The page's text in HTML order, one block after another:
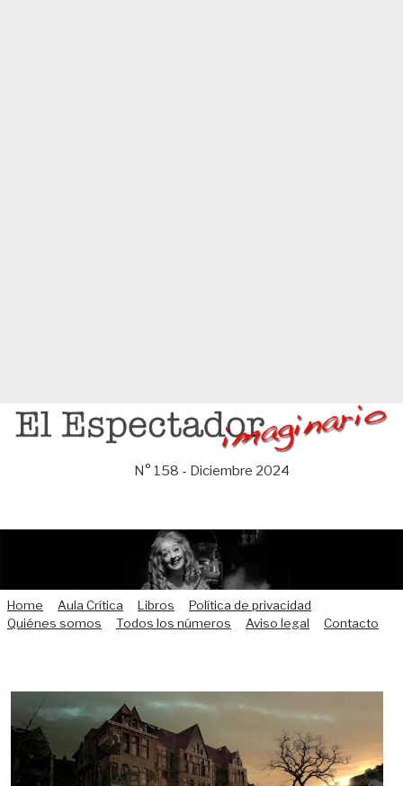
Saltar
N° 158 - Diciembre 2024
Home Aula Crítica Libros
Política de privacidad
Quiénes somos
Todos los números Aviso legal Contacto